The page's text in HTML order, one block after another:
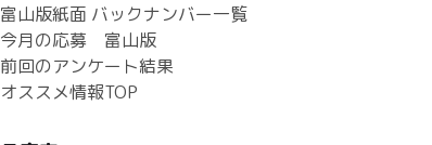
富山版紙面 バックナンバー一覧
今月の応募 富山版
前回のアンケート結果
オススメ情報TOP